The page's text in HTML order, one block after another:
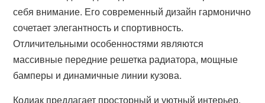
себя внимание. Его современный дизайн гармонично
сочетает элегантность и спортивность.
Отличительными особенностями являются
массивные передние решетка радиатора, мощные
бамперы и динамичные линии кузова.
Кодиак предлагает просторный и уютный интерьер,